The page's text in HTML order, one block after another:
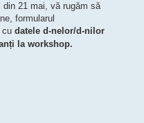
din 21 mai, vă rugăm să
formularul
cu datele d-nelor/d-nilor
la workshop.